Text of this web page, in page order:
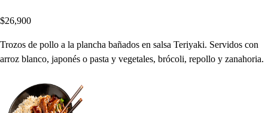
$26,900
Trozos de pollo a la plancha bañados en salsa Teriyaki. Servidos con
arroz blanco, japonés o pasta y vegetales, brócoli, repollo y zanahoria.